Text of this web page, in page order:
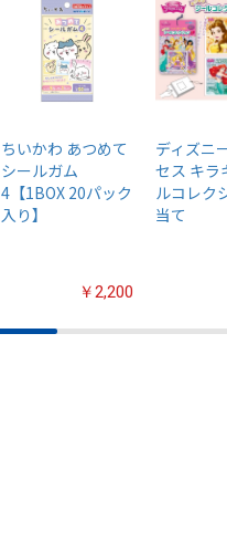
ちいかわ あつめて
シールガム
4【1BOX 20パック
入り】
￥2,200
ディズニ
セス キラ
ルコレク
当て